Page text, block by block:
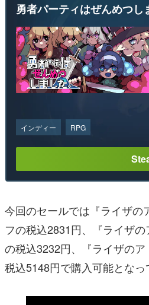
勇者パーティはぜんめつし
インディー RPG
今回のセールでは『ライザの
フの税込2831円、『ライザ
の税込3232円、『ライザの
税込5148円で購入可能となっ